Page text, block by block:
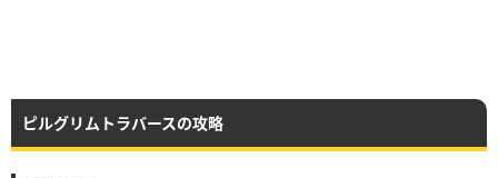
ピルグリムトラバースの攻略